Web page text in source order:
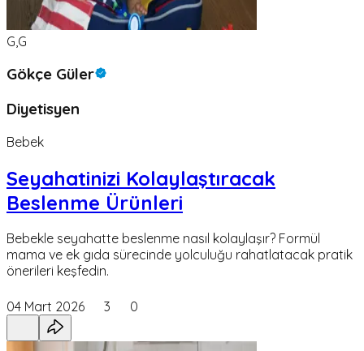
G,G
Gökçe Güler
Diyetisyen
Bebek
Seyahatinizi Kolaylaştıracak
Beslenme Ürünleri
Bebekle seyahatte beslenme nasıl kolaylaşır? Formül
mama ve ek gıda sürecinde yolculuğu rahatlatacak pratik
önerileri keşfedin.
04 Mart 2026 3 0